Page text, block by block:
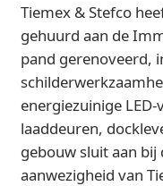
Tiemex & Stefco
gehuurd aan de
pand gerenoveerd,
energiezuinige
laaddeuren,
gebouw sluit aan bij
aanwezigheid van